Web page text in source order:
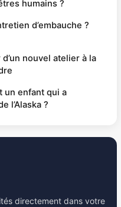
humains ?
d’embauche ?
nouvel atelier à la
un enfant qui a
l’Alaska ?
directement dans votre